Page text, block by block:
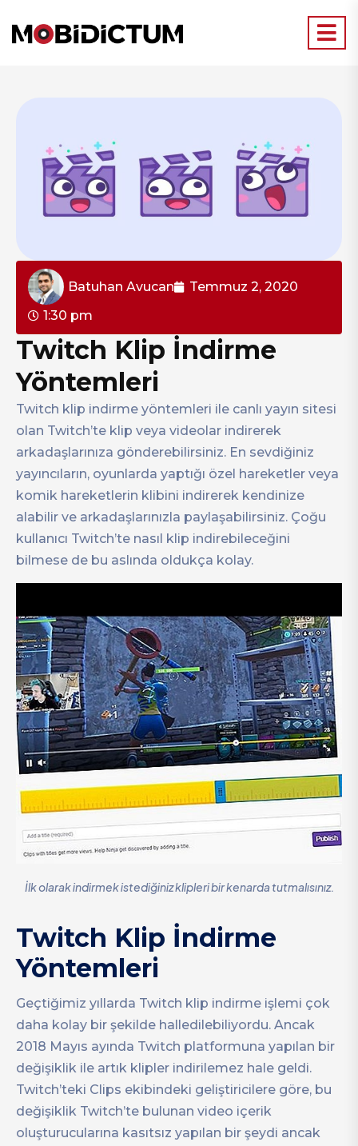
Batuhan Avucan
Temmuz 2, 2020
1:30 pm
Twitch Klip İndirme
Yöntemleri
Twitch klip indirme yöntemleri ile canlı yayın sitesi
olan Twitch’te klip veya videolar indirerek
arkadaşlarınıza gönderebilirsiniz. En sevdiğiniz
yayıncıların, oyunlarda yaptığı özel hareketler veya
komik hareketlerin klibini indirerek kendinize
alabilir ve arkadaşlarınızla paylaşabilirsiniz. Çoğu
kullanıcı Twitch’te nasıl klip indirebileceğini
bilmese de bu aslında oldukça kolay.
İlk olarak indirmek istediğiniz klipleri bir kenarda tutmalısınız.
Twitch Klip İndirme
Yöntemleri
Geçtiğimiz yıllarda Twitch klip indirme işlemi çok
daha kolay bir şekilde halledilebiliyordu. Ancak
2018 Mayıs ayında Twitch platformuna yapılan bir
değişiklik ile artık klipler indirilemez hale geldi.
Twitch’teki Clips ekibindeki geliştiricilere göre, bu
değişiklik Twitch’te bulunan video içerik
oluşturucularına kasıtsız yapılan bir şeydi ancak